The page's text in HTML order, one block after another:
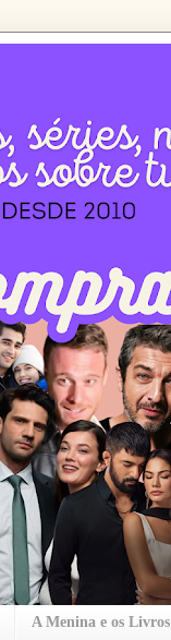
A Menina e os Livros